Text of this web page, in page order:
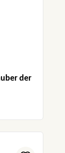
der